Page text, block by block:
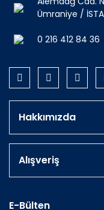
Ümraniye /
0 216 412 84 36
Hakkımızda
Alışveriş
E-Bülten